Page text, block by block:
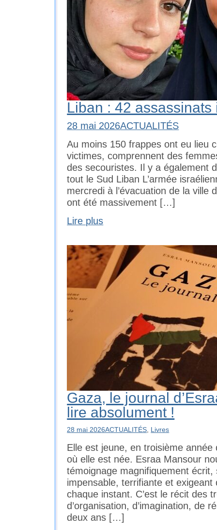
Liban : 42
28 mai 2026ACTUALITÉS
Au moins 150 frappes ont eu lieu
victimes, comprennent des
des secouristes. Il y a également
tout le Sud Liban L’armée
mercredi à l’évacuation de la ville
ont été massivement […]
Lire plus
Gaza, le journal
lire absolument !
28 mai 2026ACTUALITÉS, Livres
Elle est jeune, en troisième
où elle est née. Esraa Mansour
témoignage magnifiquement
impensable, terrifiante et exigeant
chaque instant. C’est le récit des
d’organisation, d’imagination, de
deux ans […]